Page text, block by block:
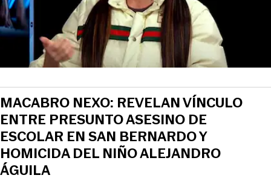
MACABRO NEXO: REVELAN VÍNCULO
ENTRE PRESUNTO ASESINO DE
ESCOLAR EN SAN BERNARDO Y
HOMICIDA DEL NIÑO ALEJANDRO
ÁGUILA